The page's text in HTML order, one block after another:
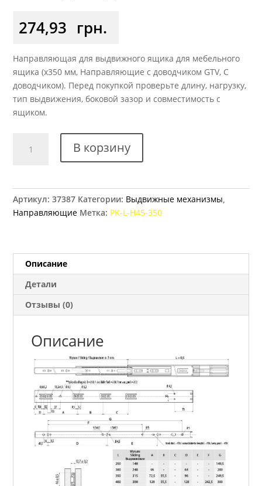
274,93 грн.
Направляющая для выдвижного ящика для мебельного
ящика (x350 мм, Направляющие с доводчиком GTV, С
доводчиком). Перед покупкой проверьте длину, нагрузку,
тип выдвижения, боковой зазор и совместимость с
ящиком.
товара
Plus
В корзину
Артикул:37387 Категории: Выдвижные механизмы,
Направляющие Метка: PK-L-H45-350
Описание
Детали
Отзывы (0)
Описание